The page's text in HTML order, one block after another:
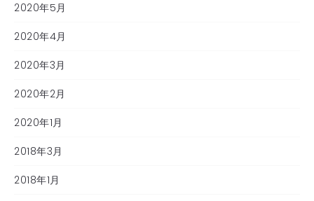
2020年5月
2020年4月
2020年3月
2020年2月
2020年1月
2018年3月
2018年1月